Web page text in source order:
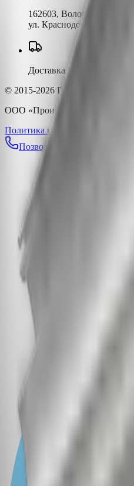
162603, Вологодская
ул. Краснодонцев, д.3Б
Доставка по всей России
© 2015-2026 ПК-СПЕКТР. Все
ООО «Производственная
Политика конфиденциальности
Позвонить